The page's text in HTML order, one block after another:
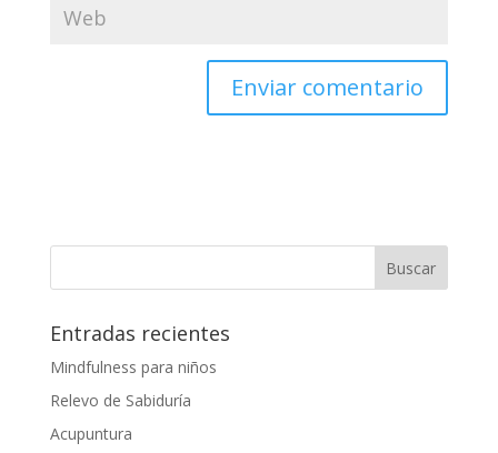
Entradas recientes
Mindfulness para niños
Relevo de Sabiduría
Acupuntura